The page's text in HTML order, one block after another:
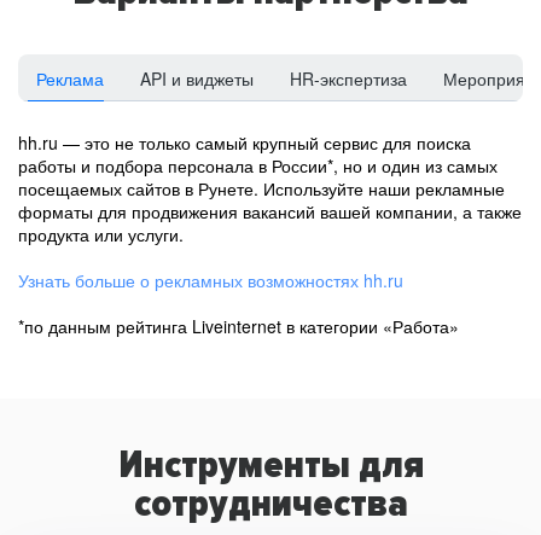
Реклама API и виджеты HR-экспертиза
hh.ru — это не только самый крупный сервис для поиска
работы и подбора персонала в России*, но и один из самых
посещаемых сайтов в Рунете. Используйте наши рекламные
форматы для продвижения вакансий вашей компании, а также
продукта или услуги.
Узнать больше о рекламных возможностях hh.ru
*по данным рейтинга Liveinternet в категории «Работа»
Инструменты для
сотрудничества